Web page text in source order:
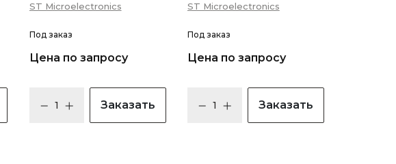
уровень)
ST Microelectronics
Под заказ
Цена по запросу
Заказать
(бесснабберный)
ST Microelectronics
Под заказ
Цена по запросу
Заказать